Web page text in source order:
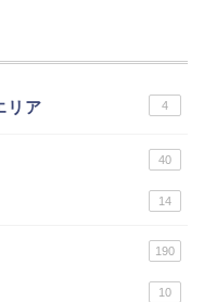
リア 4
40
14
190
10